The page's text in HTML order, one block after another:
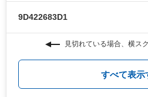
9D422683D1
見切れている場合、横ス
すべて表示